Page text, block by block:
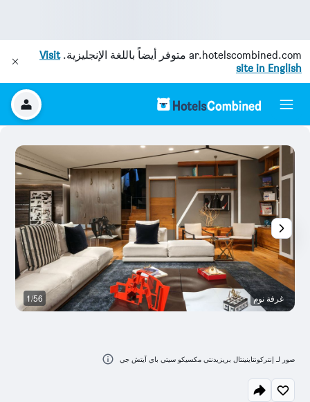
ar.hotelscombined.com متوفر أيضاً باللغة الإنجليزية.Visit
site in English
غرفة نوم 1/56
صور لـ إنتركونتاينينتال بريزيدنتي مكسيكو سيتي باي آيتش جي